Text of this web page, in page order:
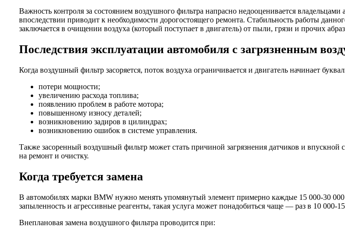
Важность контроля за состоянием воздушного фильтра напрасно недооценивается
впоследствии приводит к необходимости дорогостоящего ремонта. Стабильность работы
заключается в очищении воздуха (который поступает в двигатель) от пыли, грязи и прочих
Последствия эксплуатации автомобиля с загрязненным
Когда воздушный фильтр засоряется, поток воздуха ограничивается и двигатель начинает
потери мощности;
увеличению расхода топлива;
появлению проблем в работе мотора;
повышенному износу деталей;
возникновению задиров в цилиндрах;
возникновению ошибок в системе управления.
Также засоренный воздушный фильтр может стать причиной загрязнения датчиков и впускной
на ремонт и очистку.
Когда требуется замена
В автомобилях марки BMW нужно менять упомянутый элемент примерно каждые 15 000-30 000
запыленность и агрессивные реагенты, такая услуга может понадобиться чаще — раз в 10 000-
Внеплановая замена воздушного фильтра проводится при: